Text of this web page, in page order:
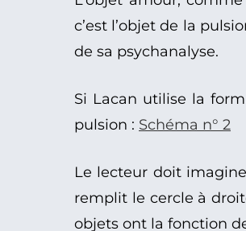
c’est l’objet de la
de sa psychanalyse.
Si Lacan utilise la
pulsion : Schéma n° 2
Le lecteur doit
remplit le cercle à
objets ont la fonction